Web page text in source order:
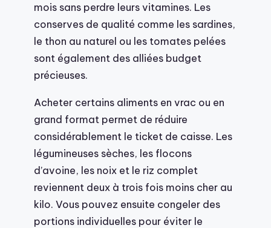
mois sans perdre leurs vitamines. Les
conserves de qualité comme les sardines,
le thon au naturel ou les tomates pelées
sont également des alliées budget
précieuses.
Acheter certains aliments en vrac ou en
grand format permet de réduire
considérablement le ticket de caisse. Les
légumineuses sèches, les flocons
d’avoine, les noix et le riz complet
reviennent deux à trois fois moins cher au
kilo. Vous pouvez ensuite congeler des
portions individuelles pour éviter le